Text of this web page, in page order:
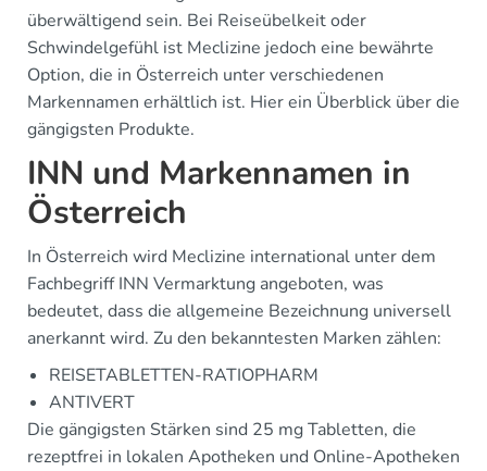
überwältigend sein. Bei Reiseübelkeit oder
Schwindelgefühl ist Meclizine jedoch eine bewährte
Option, die in Österreich unter verschiedenen
Markennamen erhältlich ist. Hier ein Überblick über die
gängigsten Produkte.
INN und Markennamen in
Österreich
In Österreich wird Meclizine international unter dem
Fachbegriff INN Vermarktung angeboten, was
bedeutet, dass die allgemeine Bezeichnung universell
anerkannt wird. Zu den bekanntesten Marken zählen:
REISETABLETTEN-RATIOPHARM
ANTIVERT
Die gängigsten Stärken sind 25 mg Tabletten, die
rezeptfrei in lokalen Apotheken und Online-Apotheken